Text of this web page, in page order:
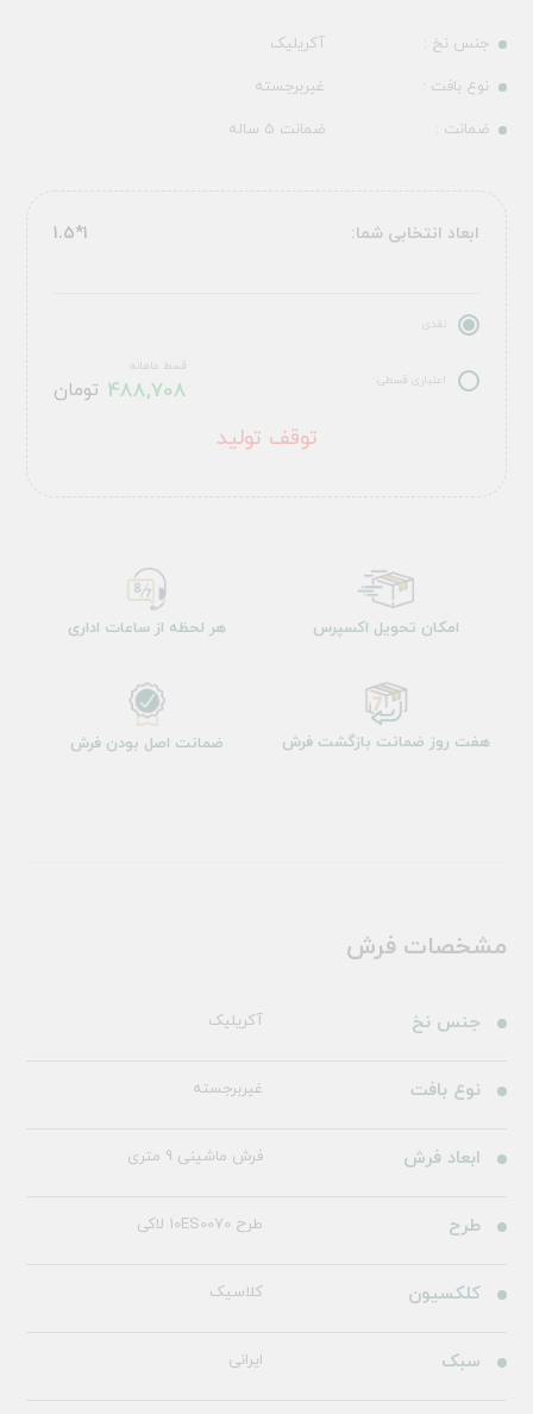
جنس نخ :
آکریلیک
نوع بافت :
غیربرجسته
ضمانت :
ضمانت 5 ساله
ابعاد انتخابی شما: 1*1.5
نقدی
اعتباری قسطی
قسط ماهانه
488,708 تومان
توقف تولید
امکان تحویل اکسپرس هر لحظه از ساعات اداری
هفت روز ضمانت بازگشت فرش ضمانت اصل بودن فرش
مشخصات فرش
جنس نخ آکریلیک
نوع بافت غیربرجسته
ابعاد فرش فرش ماشینی 9 متری
طرح طرح 10ES0070 لاکی
کلکسیون کلاسیک
سبک ایرانی